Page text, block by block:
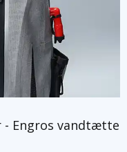
- Engros vandtætte